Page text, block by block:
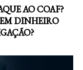
AO COAF?
DINHEIRO